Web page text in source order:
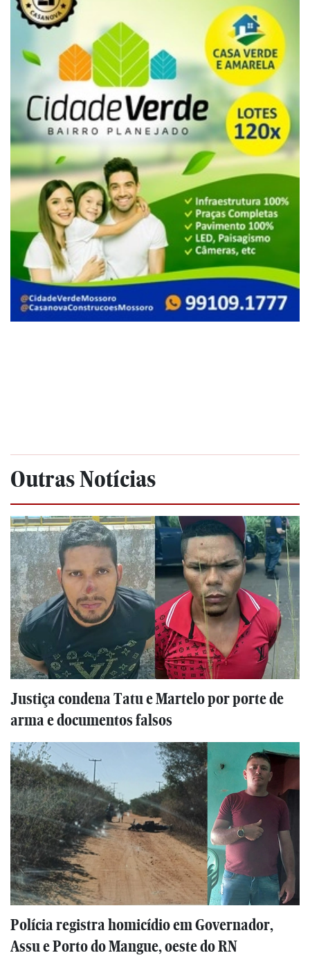
Outras Notícias
Justiça condena Tatu e Martelo por porte de
arma e documentos falsos
Polícia registra homicídio em Governador,
Assu e Porto do Mangue, oeste do RN